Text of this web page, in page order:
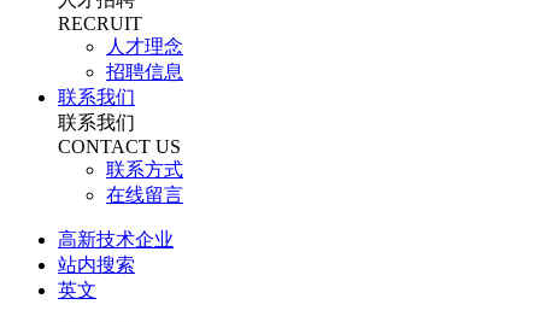
RECRUIT
人才理念
招聘信息
联系我们
联系我们
CONTACT US
联系方式
在线留言
高新技术企业
站内搜索
英文